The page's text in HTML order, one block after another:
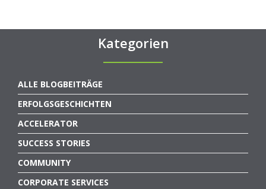
Kategorien
ALLE BLOGBEITRÄGE
ERFOLGSGESCHICHTEN
ACCELERATOR
SUCCESS STORIES
COMMUNITY
CORPORATE SERVICES